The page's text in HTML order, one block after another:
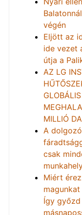
végén
Eljött az
ide vezet
útja a
AZ LG
MILLIÓ
A
csak
Miért
Így